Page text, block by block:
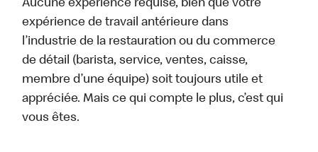
Aucune expérience requise, bien que votre
expérience de travail antérieure dans
l’industrie de la restauration ou du commerce
de détail (barista, service, ventes, caisse,
membre d’une équipe) soit toujours utile et
appréciée. Mais ce qui compte le plus, c’est qui
vous êtes.